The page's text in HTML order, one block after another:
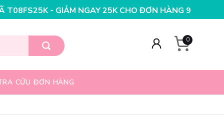
25K CHO ĐƠN HÀNG 99KNHẬP MÃ T08FS20K - GIẢM
0
CỨU ĐƠN HÀNG